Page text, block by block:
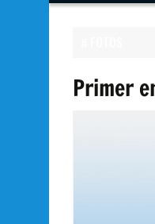
Primer